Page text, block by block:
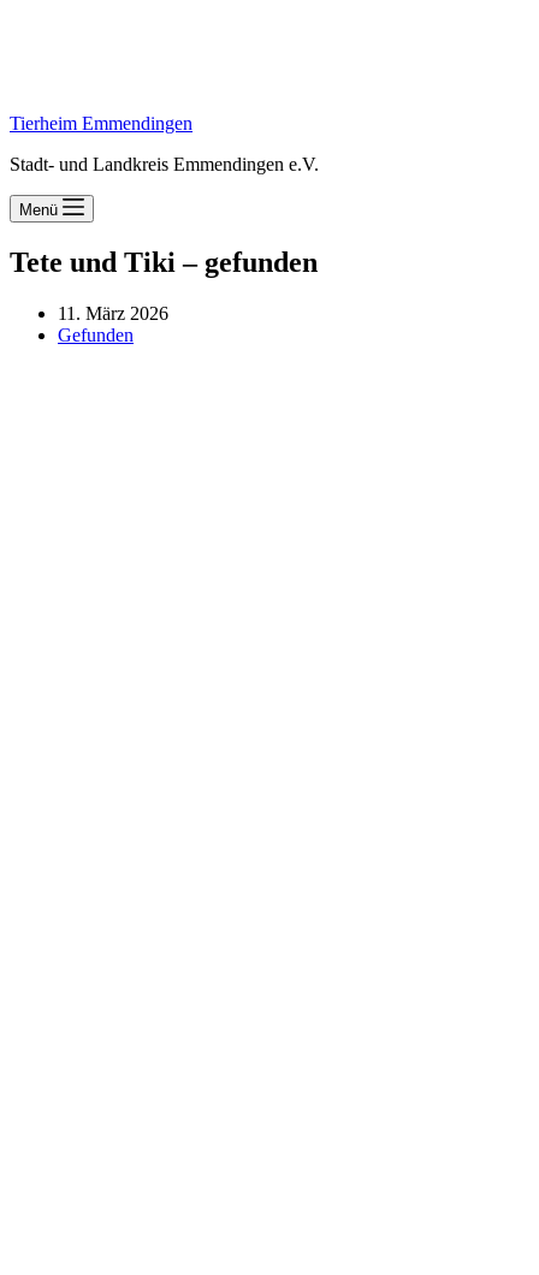
Tierheim Emmendingen
Stadt- und Landkreis Emmendingen e.V.
Menü
Tete und Tiki – gefunden
11. März 2026
Gefunden